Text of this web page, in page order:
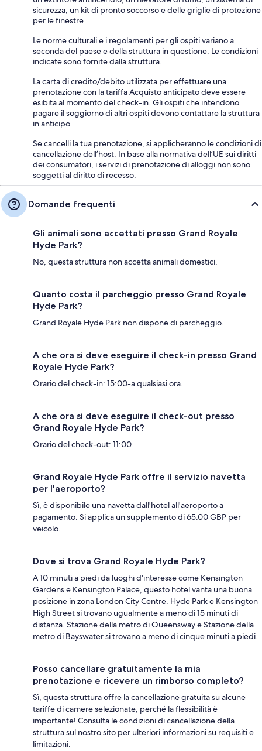
sicurezza, un kit di pronto soccorso e delle griglie di protezione
per le finestre
Le norme culturali e i regolamenti per gli ospiti variano a
seconda del paese e della struttura in questione. Le condizioni
indicate sono fornite dalla struttura.
La carta di credito/debito utilizzata per effettuare una
prenotazione con la tariffa Acquisto anticipato deve essere
esibita al momento del check-in. Gli ospiti che intendono
pagare il soggiorno di altri ospiti devono contattare la struttura
in anticipo.
Se cancelli la tua prenotazione, si applicheranno le condizioni di
cancellazione dell’host. In base alla normativa dell’UE sui diritti
dei consumatori, i servizi di prenotazione di alloggi non sono
soggetti al diritto di recesso.
Domande frequenti
Gli animali sono accettati presso Grand Royale
Hyde Park?
No, questa struttura non accetta animali domestici.
Quanto costa il parcheggio presso Grand Royale
Hyde Park?
Grand Royale Hyde Park non dispone di parcheggio.
A che ora si deve eseguire il check-in presso Grand
Royale Hyde Park?
Orario del check-in: 15:00-a qualsiasi ora.
A che ora si deve eseguire il check-out presso
Grand Royale Hyde Park?
Orario del check-out: 11:00.
Grand Royale Hyde Park offre il servizio navetta
per l'aeroporto?
Sì, è disponibile una navetta dall'hotel all'aeroporto a
pagamento. Si applica un supplemento di 65.00 GBP per
veicolo.
Dove si trova Grand Royale Hyde Park?
A 10 minuti a piedi da luoghi d'interesse come Kensington
Gardens e Kensington Palace, questo hotel vanta una buona
posizione in zona London City Centre. Hyde Park e Kensington
High Street si trovano ugualmente a meno di 15 minuti di
distanza. Stazione della metro di Queensway e Stazione della
metro di Bayswater si trovano a meno di cinque minuti a piedi.
Posso cancellare gratuitamente la mia
prenotazione e ricevere un rimborso completo?
Sì, questa struttura offre la cancellazione gratuita su alcune
tariffe di camere selezionate, perché la flessibilità è
importante! Consulta le condizioni di cancellazione della
struttura sul nostro sito per ulteriori informazioni su requisiti e
limitazioni.